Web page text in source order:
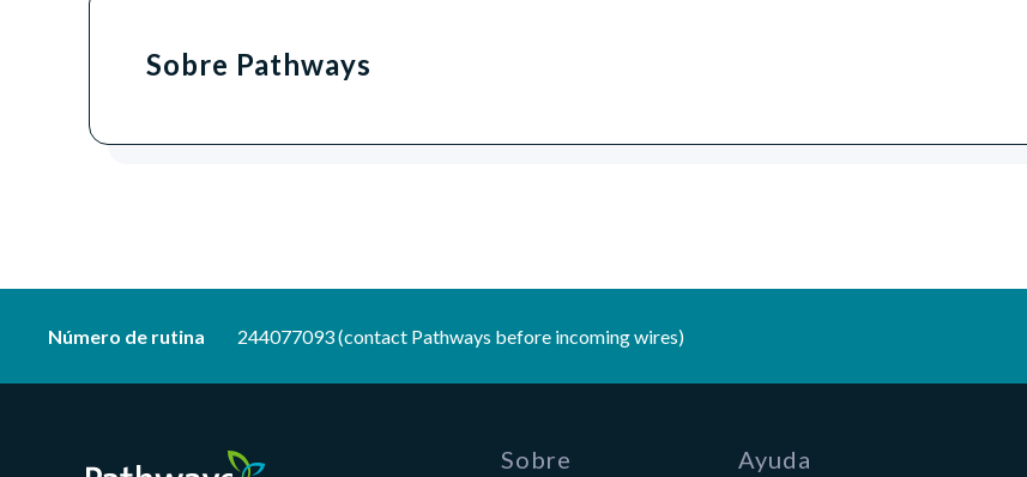
Sobre Pathways
Número de rutina 244077093 (contact Pathways before incoming wires)
Pathways Financial Credit Union Sobre Ayuda